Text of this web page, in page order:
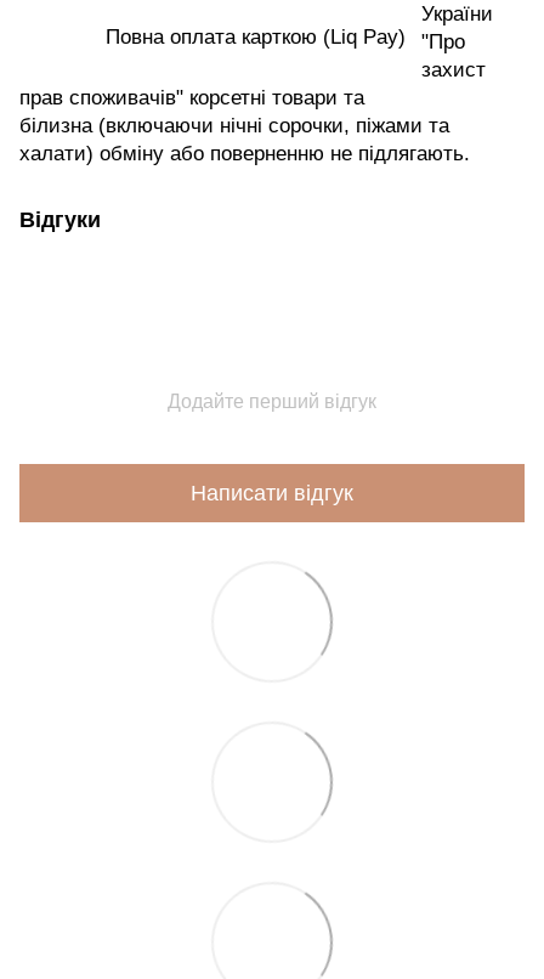
Повна оплата карткою (Liq Pay)
України
"Про
захист
прав споживачів" корсетні товари та
білизна (включаючи нічні сорочки, піжами та
халати) обміну або поверненню не підлягають.
Відгуки
Додайте перший відгук
Написати відгук